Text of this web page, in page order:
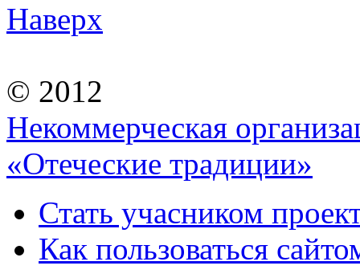
Наверх
© 2012
Некоммерческая
«Отеческие традиции»
Стать учасником
Как пользоваться